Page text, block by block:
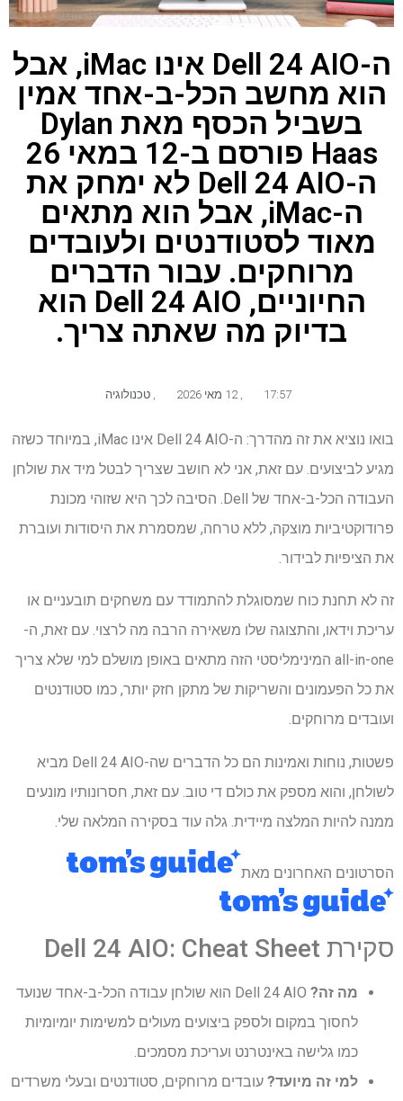
ה-Dell 24 AIO אינו iMac, אבל
הוא מחשב הכל-ב-אחד אמין
בשביל הכסף מאת Dylan
Haas פורסם ב-12 במאי 26
ה-Dell 24 AIO לא ימחק את
ה-iMac, אבל הוא מתאים
מאוד לסטודנטים ולעובדים
מרוחקים. עבור הדברים
החיוניים, Dell 24 AIO הוא
בדיוק מה שאתה צריך.
17:57 12 מאי 2026 טכנולוגיה
בואו נוציא את זה מהדרך: ה-Dell 24 AIO אינו iMac, במיוחד כשזה
מגיע לביצועים. עם זאת, אני לא חושב שצריך לבטל מיד את שולחן
העבודה הכל-ב-אחד של Dell. הסיבה לכך היא שזוהי מכונת
פרודוקטיביות מוצקה, ללא טרחה, שמסמרת את היסודות ועוברת
את הציפיות לבידור.
זה לא תחנת כוח שמסוגלת להתמודד עם משחקים תובעניים או
עריכת וידאו, והתצוגה שלו משאירה הרבה מה לרצוי. עם זאת, ה-
all-in-one המינימליסטי הזה מתאים באופן מושלם למי שלא צריך
את כל הפעמונים והשריקות של מתקן חזק יותר, כמו סטודנטים
ועובדים מרוחקים.
פשטות, נוחות ואמינות הם כל הדברים שה-Dell 24 AIO מביא
לשולחן, והוא מספק את כולם די טוב. עם זאת, חסרונותיו מונעים
ממנה להיות המלצה מיידית. גלה עוד בסקירה המלאה שלי.
הסרטונים האחרונים מאת
סקירת Dell 24 AIO: Cheat Sheet
מה זה?
Dell 24 AIO הוא שולחן עבודה הכל-ב-אחד שנועד
לחסוך במקום ולספק ביצועים מעולים למשימות יומיומיות
כמו גלישה באינטרנט ועריכת מסמכים.
למי זה מיועד? עובדים מרוחקים, סטודנטים ובעלי משרדים